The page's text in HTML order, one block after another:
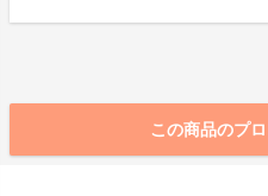
この商品のプ